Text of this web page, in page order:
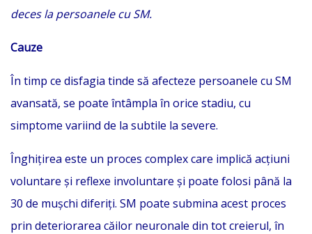
deces la persoanele cu SM.
Cauze
În timp ce disfagia tinde să afecteze persoanele cu SM
avansată, se poate întâmpla în orice stadiu, cu
simptome variind de la subtile la severe.
Înghițirea este un proces complex care implică acțiuni
voluntare și reflexe involuntare și poate folosi până la
30 de mușchi diferiți. SM poate submina acest proces
prin deteriorarea căilor neuronale din tot creierul, în